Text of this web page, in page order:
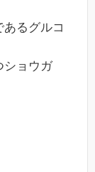
あるグルコ
ショウガ